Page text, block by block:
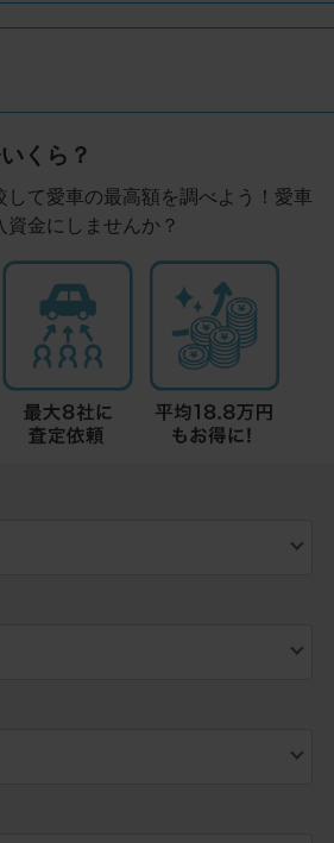
くら？
して愛車の最高額を調べよう！愛車
金にしませんか？